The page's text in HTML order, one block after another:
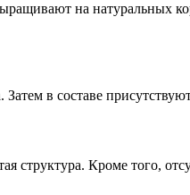
на натуральных
в составе
Кроме того,